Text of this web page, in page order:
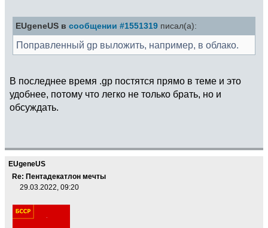
EUgeneUS в сообщении #1551319 писал(а):
Поправленный gp выложить, например, в облако.
В последнее время .gp постятся прямо в теме и это
удобнее, потому что легко не только брать, но и
обсуждать.
EUgeneUS
Re: Пентадекатлон мечты
29.03.2022, 09:20